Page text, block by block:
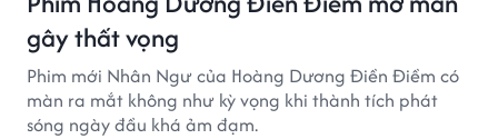
gây thất vọng
Phim mới Nhân Ngư của Hoàng Dương Điền Điềm có
màn ra mắt không như kỳ vọng khi thành tích phát
sóng ngày đầu khá ảm đạm.